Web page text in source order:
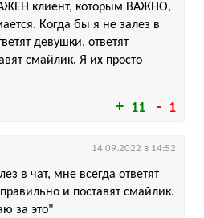
11 1
клиент, которым ВАЖНО,
Когда бы я не залез в
девушки, ответят
смайлик. Я их просто
в чат, мне всегда ответят
и поставят смайлик.
за это"
14.09.2022 в 14:52